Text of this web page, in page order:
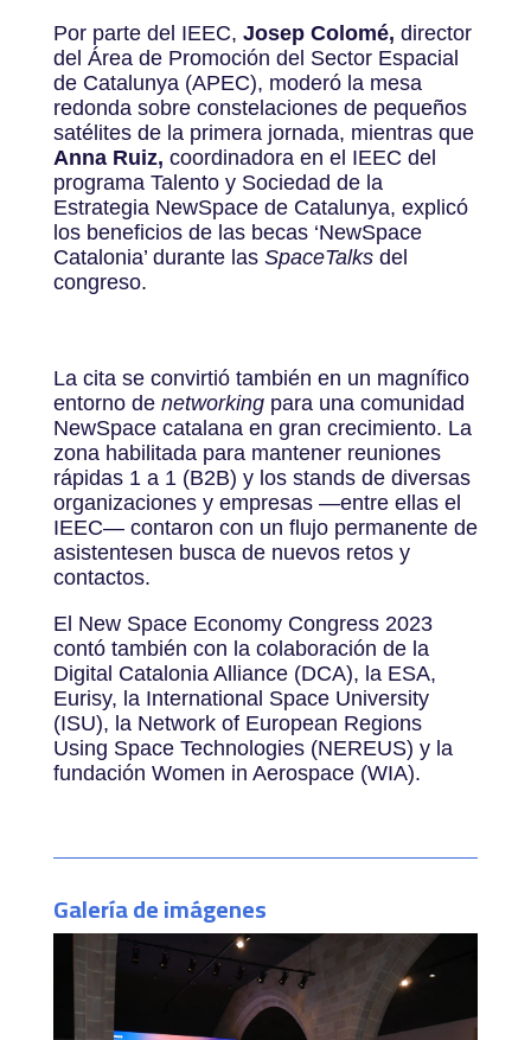
Por parte del IEEC, Josep Colomé, director
del Área de Promoción del Sector Espacial
de Catalunya (APEC), moderó la mesa
redonda sobre constelaciones de pequeños
satélites de la primera jornada, mientras que
Anna Ruiz, coordinadora en el IEEC del
programa Talento y Sociedad de la
Estrategia NewSpace de Catalunya, explicó
los beneficios de las becas ‘NewSpace
Catalonia’ durante las SpaceTalksdel
congreso.
La cita se convirtió también en un magnífico
entorno de networking para una comunidad
NewSpace catalana en gran crecimiento. La
zona habilitada para mantener reuniones
rápidas 1 a 1 (B2B) y los stands de diversas
organizaciones y empresas —entre ellas el
IEEC— contaron con un flujo permanente de
asistentesen busca de nuevos retos y
contactos.
El New Space Economy Congress 2023
contó también con la colaboración de la
Digital Catalonia Alliance (DCA), la ESA,
Eurisy, la International Space University
(ISU), la Network of European Regions
Using Space Technologies (NEREUS) y la
fundación Women in Aerospace (WIA).
Galería de imágenes